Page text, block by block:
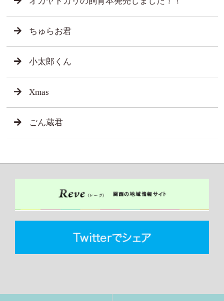
ちゅらお君
小太郎くん
Xmas
ごん蔵君